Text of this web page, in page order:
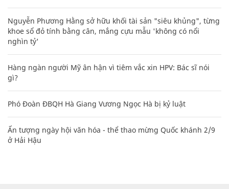
Nguyễn Phương Hằng sở hữu khối tài sản "siêu khủng", từng
khoe sổ đỏ tính bằng cân, mắng cựu mẫu 'không có nổi
nghìn tỷ'
Hàng ngàn người Mỹ ân hận vì tiêm vắc xin HPV: Bác sĩ nói
gì?
Phó Đoàn ĐBQH Hà Giang Vương Ngọc Hà bị kỷ luật
Ấn tượng ngày hội văn hóa - thể thao mừng Quốc khánh 2/9
ở Hải Hậu